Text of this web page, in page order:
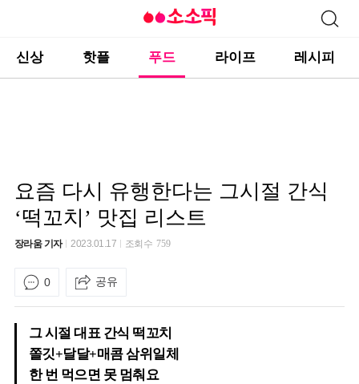
신상 핫플 푸드 라이프 레시피
요즘 다시 유행한다는 그시절 간식
‘떡꼬치’ 맛집 리스트
장라움 기자 2023.01.17 조회수 759
0 공유
그 시절 대표 간식 떡꼬치
쫄깃+달달+매콤 삼위일체
한 번 먹으면 못 멈춰요